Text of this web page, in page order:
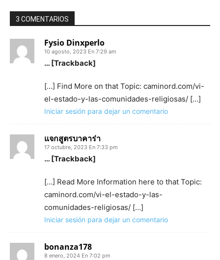
3 COMENTARIOS
Fysio Dinxperlo
10 agosto, 2023 En 7:29 am
… [Trackback]
[…] Find More on that Topic: caminord.com/vi-
el-estado-y-las-comunidades-religiosas/ […]
Iniciar sesión para dejar un comentario
แจกสูตรบาคาร่า
17 octubre, 2023 En 7:33 pm
… [Trackback]
[…] Read More Information here to that Topic:
caminord.com/vi-el-estado-y-las-
comunidades-religiosas/ […]
Iniciar sesión para dejar un comentario
bonanza178
8 enero, 2024 En 7:02 pm